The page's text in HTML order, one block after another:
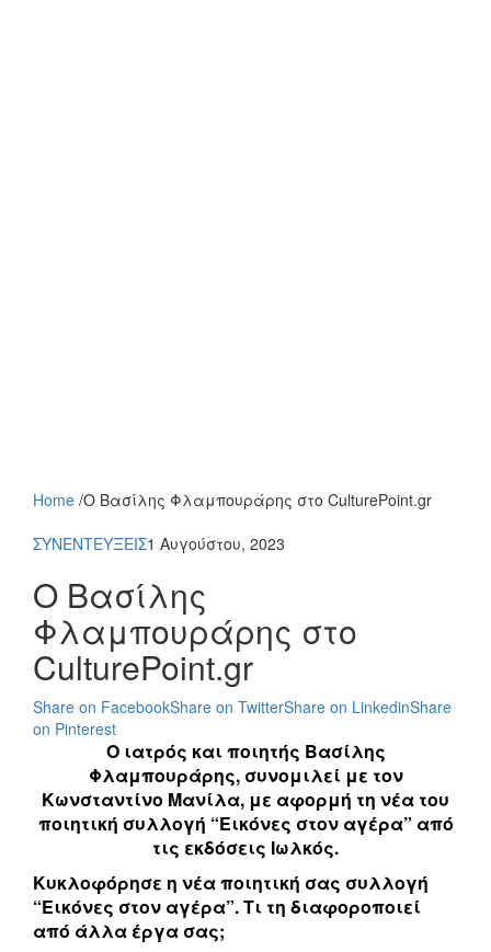
Home /Ο Βασίλης Φλαμπουράρης στο CulturePoint.gr
ΣΥΝΕΝΤΕΥΞΕΙΣ1 Αυγούστου, 2023
Ο Βασίλης
Φλαμπουράρης στο
CulturePoint.gr
Share on FacebookShare on TwitterShare on LinkedinShare
on Pinterest
Ο ιατρός και ποιητής Βασίλης
Φλαμπουράρης, συνομιλεί με τον
Κωνσταντίνο Μανίλα, με αφορμή τη νέα του
ποιητική συλλογή “Εικόνες στον αγέρα” από
τις εκδόσεις Ιωλκός.
Κυκλοφόρησε η νέα ποιητική σας συλλογή
“Εικόνες στον αγέρα”. Τι τη διαφοροποιεί
από άλλα έργα σας;